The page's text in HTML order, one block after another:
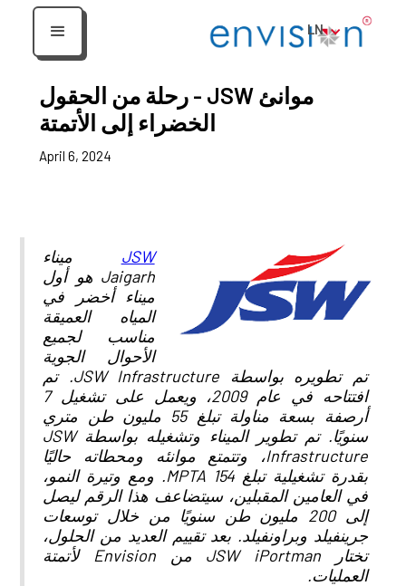
LN
موانئ JSW - رحلة من الحقول
الخضراء إلى الأتمتة
April 6, 2024
JSW ميناء
Jaigarh هو أول
ميناء أخضر في
المياه العميقة
مناسب لجميع
الأحوال الجوية
تم تطويره بواسطة JSW Infrastructure. تم
افتتاحه في عام 2009، ويعمل على تشغيل 7
أرصفة بسعة مناولة تبلغ 55 مليون طن متري
سنويًا. تم تطوير الميناء وتشغيله بواسطة JSW
Infrastructure، وتتمتع موانئه ومحطاته حاليًا
بقدرة تشغيلية تبلغ 154 MPTA. ومع وتيرة النمو،
في العامين المقبلين، سيتضاعف هذا الرقم ليصل
إلى 200 مليون طن سنويًا من خلال توسعات
جرينفيلد وبراونفيلد. بعد تقييم العديد من الحلول،
تختار JSW iPortman من Envision لأتمتة
العمليات.